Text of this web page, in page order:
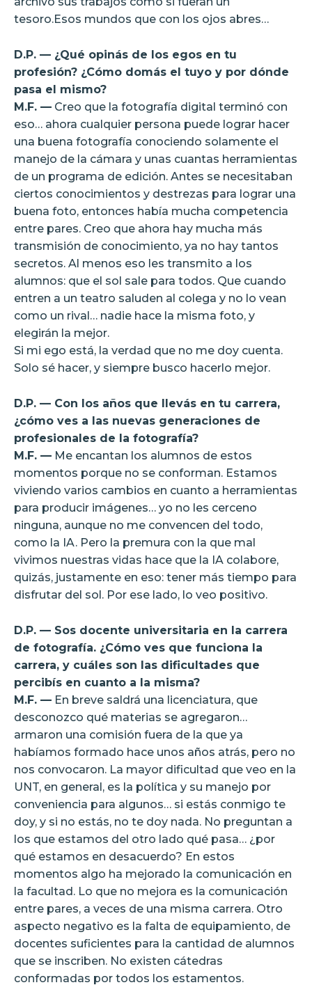
tesoro.Esos mundos que con los ojos abres…
D.P. — ¿Qué opinás de los egos en tu
profesión? ¿Cómo domás el tuyo y por dónde
pasa el mismo?
M.F. — Creo que la fotografía digital terminó con
eso… ahora cualquier persona puede lograr hacer
una buena fotografía conociendo solamente el
manejo de la cámara y unas cuantas herramientas
de un programa de edición. Antes se necesitaban
ciertos conocimientos y destrezas para lograr una
buena foto, entonces había mucha competencia
entre pares. Creo que ahora hay mucha más
transmisión de conocimiento, ya no hay tantos
secretos. Al menos eso les transmito a los
alumnos: que el sol sale para todos. Que cuando
entren a un teatro saluden al colega y no lo vean
como un rival… nadie hace la misma foto, y
elegirán la mejor.
Si mi ego está, la verdad que no me doy cuenta.
Solo sé hacer, y siempre busco hacerlo mejor.
D.P. — Con los años que llevás en tu carrera,
¿cómo ves a las nuevas generaciones de
profesionales de la fotografía?
M.F. — Me encantan los alumnos de estos
momentos porque no se conforman. Estamos
viviendo varios cambios en cuanto a herramientas
para producir imágenes… yo no les cerceno
ninguna, aunque no me convencen del todo,
como la IA. Pero la premura con la que mal
vivimos nuestras vidas hace que la IA colabore,
quizás, justamente en eso: tener más tiempo para
disfrutar del sol. Por ese lado, lo veo positivo.
D.P. — Sos docente universitaria en la carrera
de fotografía. ¿Cómo ves que funciona la
carrera, y cuáles son las dificultades que
percibís en cuanto a la misma?
M.F. — En breve saldrá una licenciatura, que
desconozco qué materias se agregaron…
armaron una comisión fuera de la que ya
habíamos formado hace unos años atrás, pero no
nos convocaron. La mayor dificultad que veo en la
UNT, en general, es la política y su manejo por
conveniencia para algunos… si estás conmigo te
doy, y si no estás, no te doy nada. No preguntan a
los que estamos del otro lado qué pasa… ¿por
qué estamos en desacuerdo? En estos
momentos algo ha mejorado la comunicación en
la facultad. Lo que no mejora es la comunicación
entre pares, a veces de una misma carrera. Otro
aspecto negativo es la falta de equipamiento, de
docentes suficientes para la cantidad de alumnos
que se inscriben. No existen cátedras
conformadas por todos los estamentos.